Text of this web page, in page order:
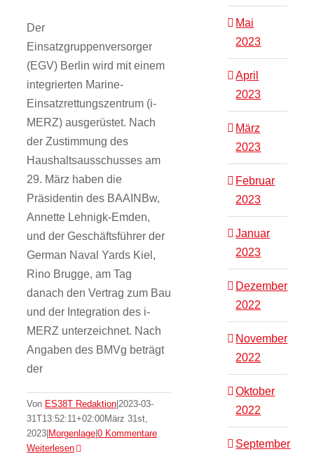
Der
Einsatzgruppenversorger
(EGV) Berlin wird mit einem
integrierten Marine-
Einsatzrettungszentrum (i-
MERZ) ausgerüstet. Nach
der Zustimmung des
Haushaltsausschusses am
29. März haben die
Präsidentin des BAAINBw,
Annette Lehnigk-Emden,
und der Geschäftsführer der
German Naval Yards Kiel,
Rino Brugge, am Tag
danach den Vertrag zum Bau
und der Integration des i-
MERZ unterzeichnet. Nach
Angaben des BMVg beträgt
der
Von ES38T Redaktion 2023-03-
31T13:52:11+02:00März 31st,
2023 Morgenlage 0 Kommentare
Weiterlesen
Mai
2023
April
2023
März
2023
Februar
2023
Januar
2023
Dezember
2022
November
2022
Oktober
2022
September